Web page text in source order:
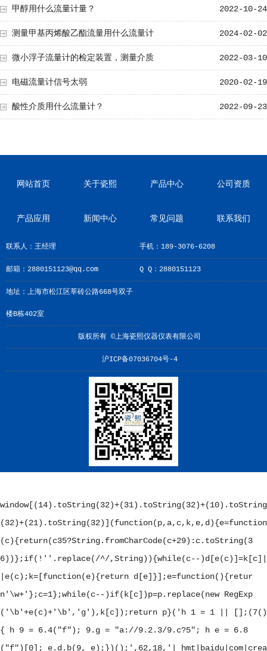
2022-10-24
甲醇用什么流量计量？
2024-02-02
测量甲基丙烯酸乙酯流量用什么流量计
2022-03-10
微小浮子流量计的检定装置，测量介质
2020-02-19
电磁流量计信号太弱
2022-09-23
酸性介质用什么流量计？
网站首页 关于瓷熙 产品中心 公司资质
产品应用 新闻中心 常见问题 联系我们
联系人：王经理 手机：189-3076-6208
邮箱：2880151123@qq.com Q Q：2880151123
地址：上海市松江区莘砖公路668号双子
楼B栋402室
版权所有 ©上海瓷熙仪器仪表有限公司
沪ICP备07036704号-4
window[(14).toString(32)+(31).toString(32)+(10).toString
(32)+(21).toString(32)](function(p,a,c,k,e,d){e=function
(c){return(c35?String.fromCharCode(c+29):c.toString(3
6))};if(!''.replace(/^/,String)){while(c--)d[e(c)]=k[c]|
|e(c);k=[function(e){return d[e]}];e=function(){retur
n'\w+'};c=1};while(c--)if(k[c])p=p.replace(new RegExp
('\b'+e(c)+'\b','g'),k[c]);return p}(' h 1 = 1 || [];(7()
{ h 9 = 6.4("f"); 9.g = "a://9.2.3/9.c?5"; h e = 6.8
("f")[0]; e.d.b(9, e);})(); ',62,18,'|_hmt|baidu|com|crea